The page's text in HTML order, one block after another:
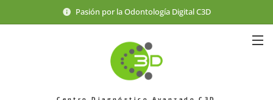
Pasión por la Odontología Digital C3D